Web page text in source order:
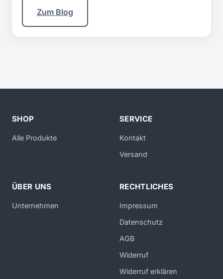
Zum Blog
SHOP
Alle Produkte
SERVICE
Kontakt
Versand
ÜBER UNS
Unternehmen
RECHTLICHES
Impressum
Datenschutz
AGB
Widerruf
Widerruf erklären